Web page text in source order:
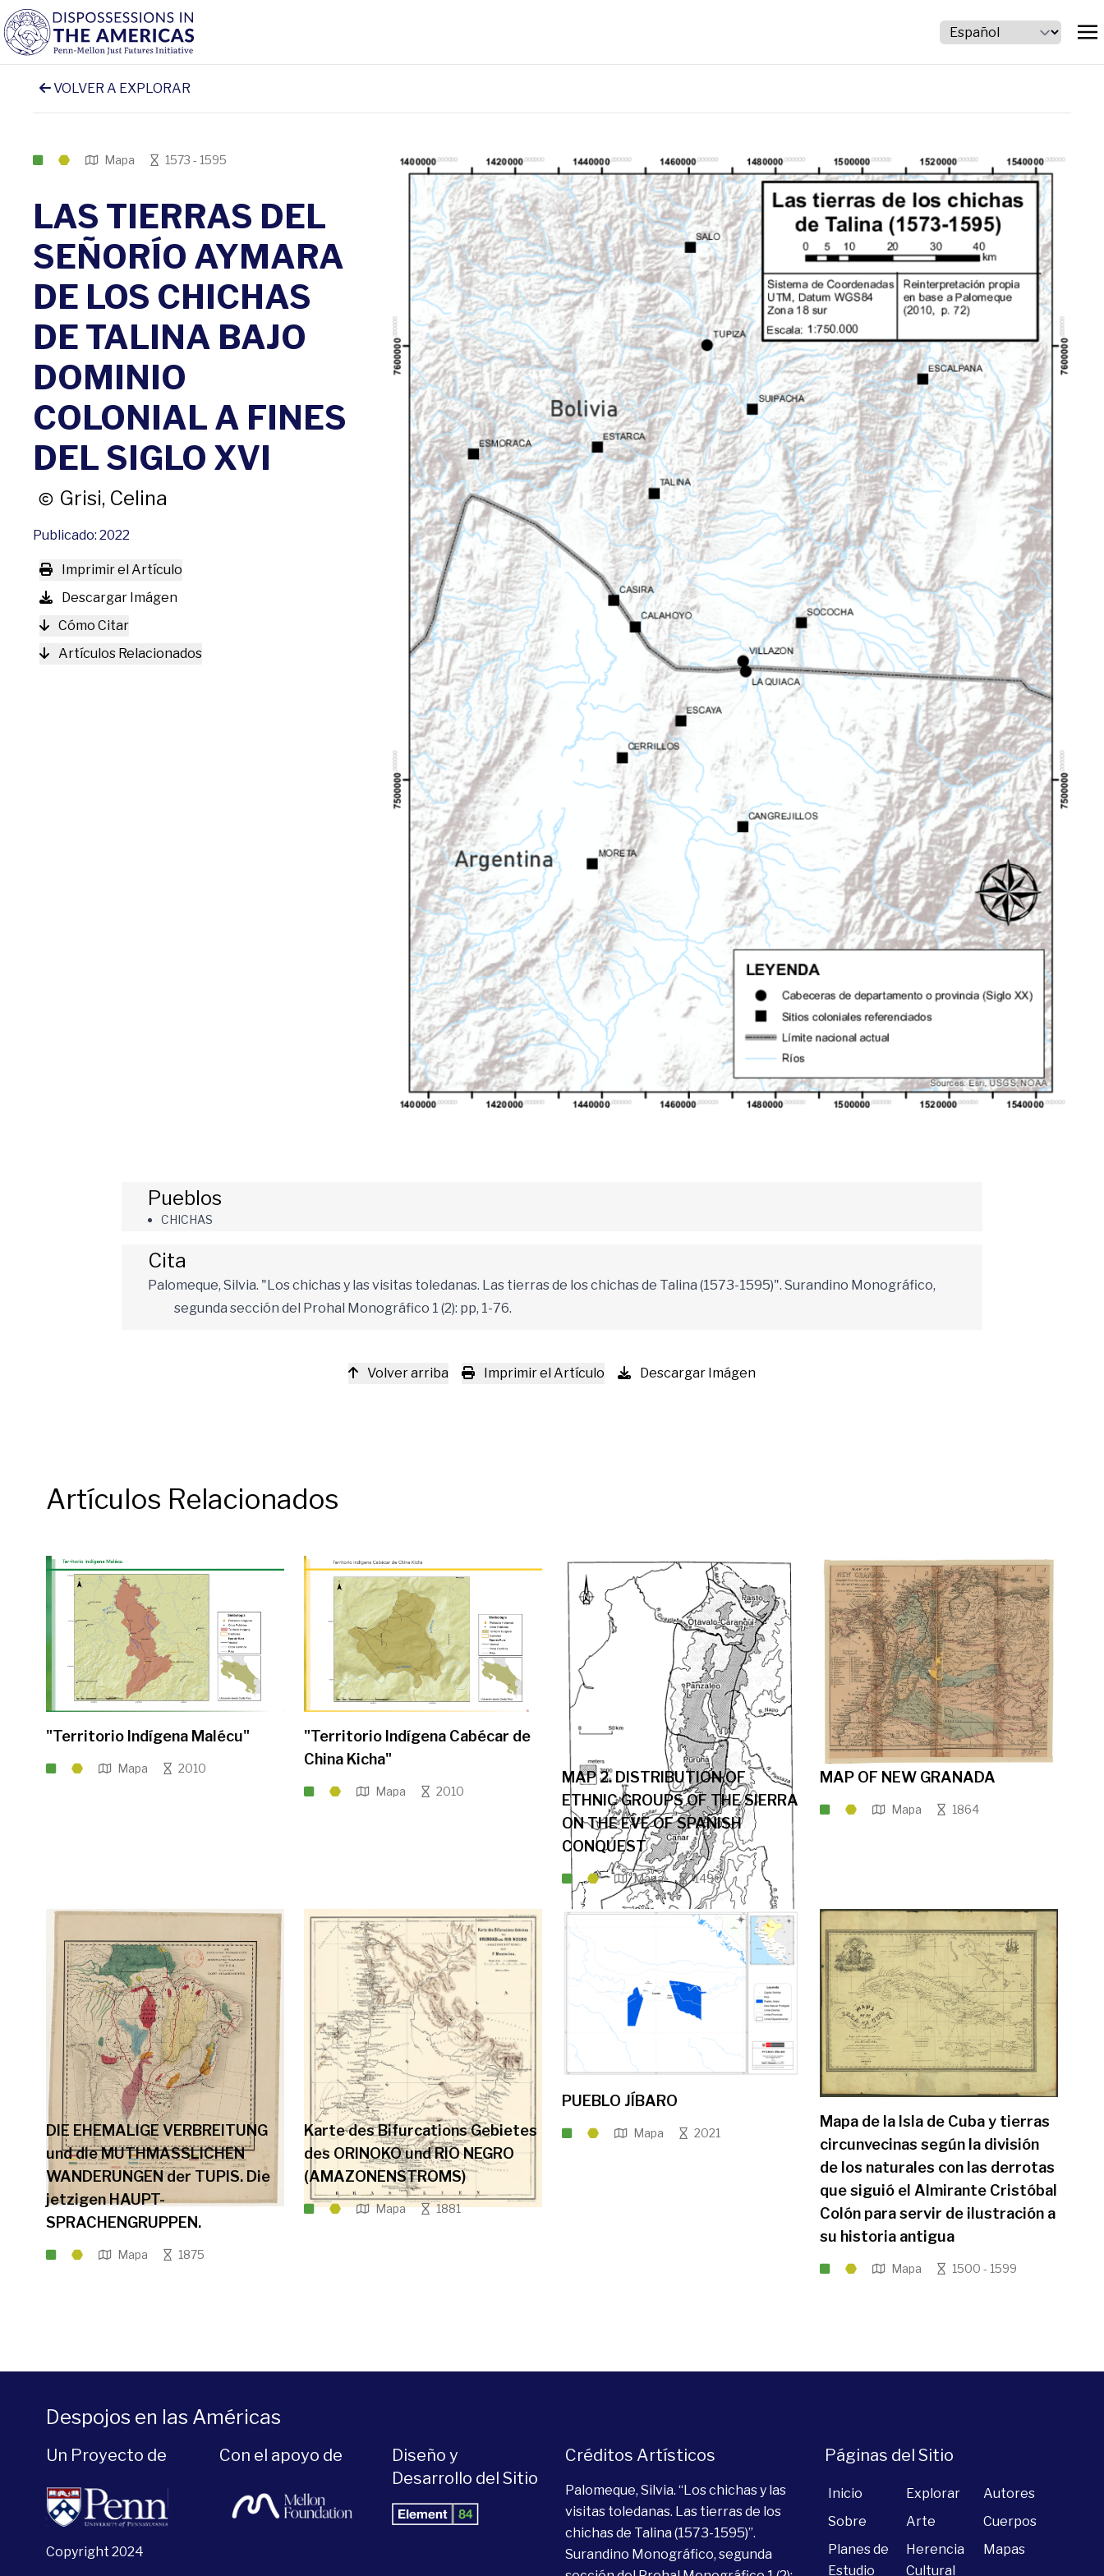
VOLVER A EXPLORAR
Mapa 1573 - 1595
LAS TIERRAS DEL
SEÑORÍO AYMARA
DE LOS CHICHAS
DE TALINA BAJO
DOMINIO
COLONIAL A FINES
DEL SIGLO XVI
Grisi, Celina
Publicado: 2022
Imprimir el Artículo
Descargar Imágen
Cómo Citar
Artículos Relacionados
Pueblos
CHICHAS
Cita
Palomeque, Silvia. "Los chichas y las visitas toledanas. Las tierras de los chichas de Talina (1573-1595)". Surandino Monográfico,
segunda sección del Prohal Monográfico 1 (2): pp, 1-76.
Volver arriba Imprimir el Artículo Descargar Imágen
Artículos Relacionados
"Territorio Indígena Malécu"
Mapa 2010
"Territorio Indígena Cabécar de
China Kicha"
Mapa 2010
MAP 2. DISTRIBUTION OF
ETHNIC GROUPS OF THE SIERRA
ON THE EVE OF SPANISH
CONQUEST
Mapa 1490
MAP OF NEW GRANADA
Mapa 1864
DIE EHEMALIGE VERBREITUNG
und die MUTHMASSLICHEN
WANDERUNGEN der TUPIS. Die
jetzigen HAUPT-
SPRACHENGRUPPEN.
Mapa 1875
Karte des Bifurcations Gebietes
des ORINOKO und RIO NEGRO
(AMAZONENSTROMS)
Mapa 1881
PUEBLO JÍBARO
Mapa 2021
Mapa de la Isla de Cuba y tierras
circunvecinas según la división
de los naturales con las derrotas
que siguió el Almirante Cristóbal
Colón para servir de ilustración a
su historia antigua
Mapa 1500 - 1599
Despojos en las Américas
Un Proyecto de
Copyright 2024
Con el apoyo de
Diseño y
Desarrollo del Sitio
Créditos Artísticos
Palomeque, Silvia. “Los chichas y las
visitas toledanas. Las tierras de los
chichas de Talina (1573-1595)”.
Surandino Monográfico, segunda
Páginas del Sitio
Inicio Explorar
Autores
Sobre
Arte
Cuerpos
Planes de
Estudio
Herencia
Cultural
Mapas